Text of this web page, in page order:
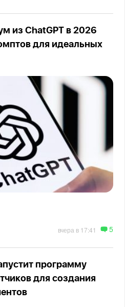
из ChatGPT в 2026
для идеальных
вчера в 17:41 5
программу
для создания